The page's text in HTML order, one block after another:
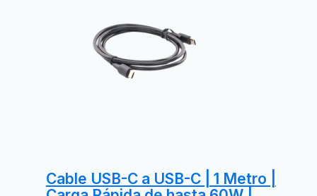
Cable USB-C a USB-C | 1 Metro |